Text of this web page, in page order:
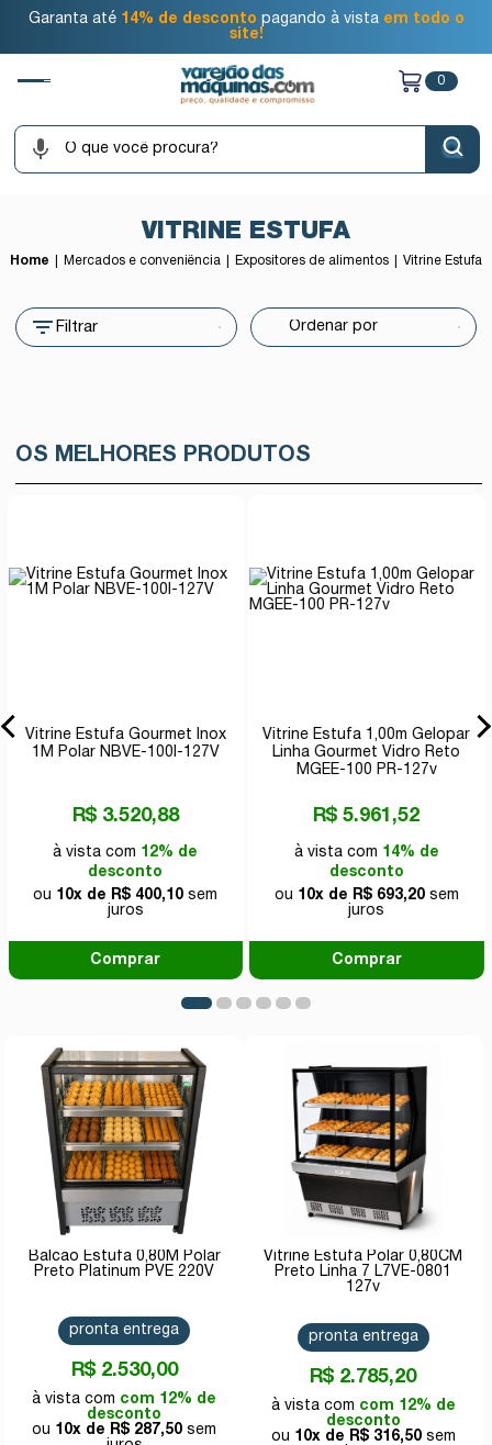
Garanta até 14% de desconto pagando à vista em todo o
site!
0
VITRINE ESTUFA
Home Mercados e conveniência Expositores de alimentos Vitrine Estufa
Filtrar
OS MELHORES PRODUTOS
Vitrine Estufa Gourmet Inox
1M Polar NBVE-100I-127V
R$ 3.520,88
à vista com 12% de
desconto
ou 10x de R$ 400,10 sem
juros
Comprar
Vitrine Estufa 1,00m Gelopar
Linha Gourmet Vidro Reto
MGEE-100 PR-127v
R$ 5.961,52
à vista com 14% de
desconto
ou 10x de R$ 693,20sem
juros
Comprar
Balcão Estufa 0,80M Polar
Preto Platinum PVE 220V
R$ 2.530,00
com 12% de
desconto
10x de
R$ 287,50
pronta entrega
Vitrine Estufa Polar 0,80CM
Preto Linha 7 L7VE-0801
127v
R$ 2.785,20
com 12% de
desconto
10x de
R$ 316,50
pronta entrega